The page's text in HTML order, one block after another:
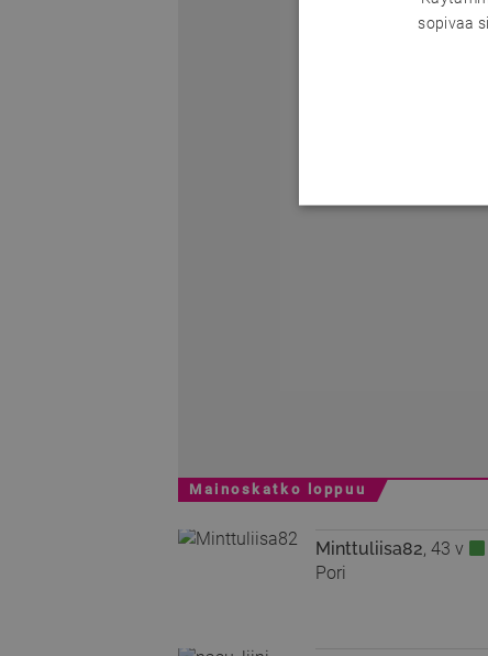
Mainoskatko loppuu
Minttuliisa82, 43 v
Pori
sopivaa